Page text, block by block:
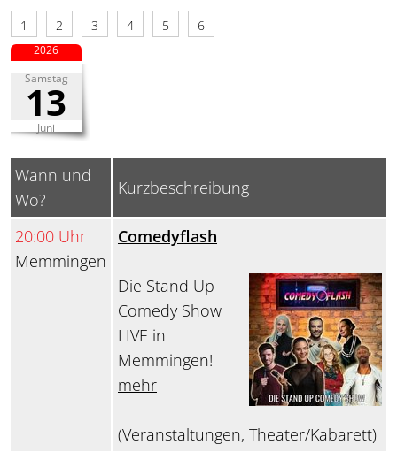
1 2 3 4 5 6
Samstag
13
Juni
2026
Wann und
Wo?
Kurzbeschreibung
20:00 Uhr
Memmingen
Comedyflash
Die Stand Up
Comedy Show
LIVE in
Memmingen!
mehr
(Veranstaltungen, Theater/Kabarett)